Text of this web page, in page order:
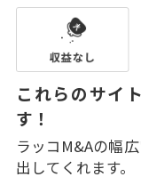
これらのサイ
す！
ラッコM&Aの幅
出してくれます。